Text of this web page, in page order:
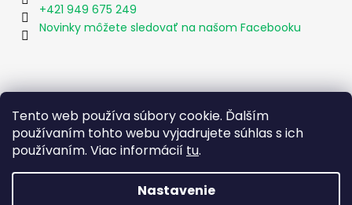
Tento web používa súbory cookie. Ďalším
používaním tohto webu vyjadrujete súhlas s ich
používaním. Viac informácií tu.
Nastavenie
+421 949 675 249
Novinky môžete sledovať na našom Facebooku